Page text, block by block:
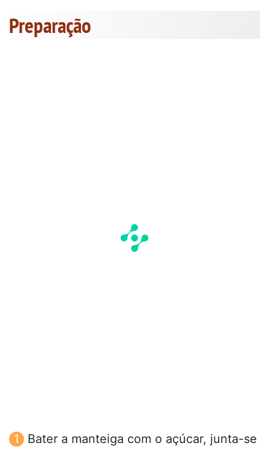
Preparação
Bater a manteiga com o açúcar, junta-se